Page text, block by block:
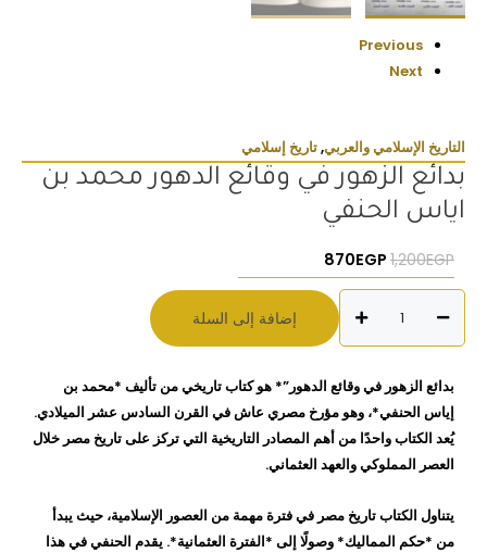
Previous
Next
التاريخ الإسلامي والعربي,تاريخ إسلامي
بدائع الزهور في وقائع الدهور محمد بن
اياس الحنفي
1,200EGP السعر الأصلي هو: 1,200EGP.
870EGP
بدائع
الزهور
في
وقائع
الدهور
محمد
اياس
الحنفي
إضافة إلى السلة
بدائع الزهور في وقائع الدهور”* هو كتاب تاريخي من تأليف *محمد بن
إياس الحنفي*، وهو مؤرخ مصري عاش في القرن السادس عشر الميلادي.
يُعد الكتاب واحدًا من أهم المصادر التاريخية التي تركز على تاريخ مصر خلال
العصر المملوكي والعهد العثماني.
يتناول الكتاب تاريخ مصر في فترة مهمة من العصور الإسلامية، حيث يبدأ
من *حكم المماليك* وصولًا إلى *الفترة العثمانية*. يقدم الحنفي في هذا